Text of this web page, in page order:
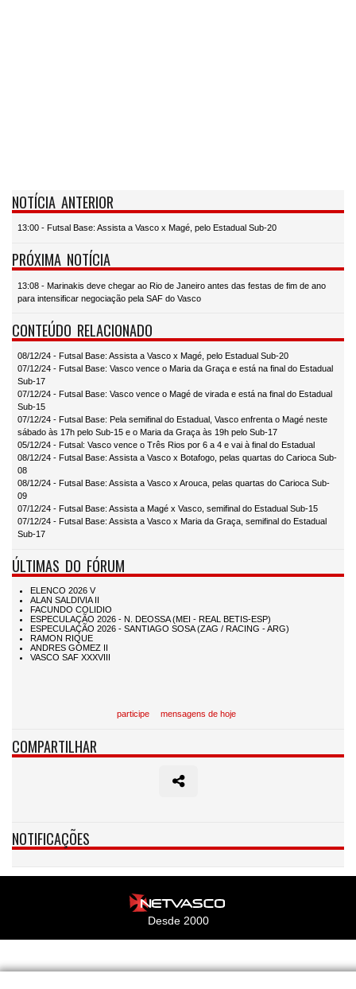
NOTÍCIA ANTERIOR
13:00 - Futsal Base: Assista a Vasco x Magé, pelo Estadual Sub-20
PRÓXIMA NOTÍCIA
13:08 - Marinakis deve chegar ao Rio de Janeiro antes das festas de fim de ano
para intensificar negociação pela SAF do Vasco
CONTEÚDO RELACIONADO
08/12/24 - Futsal Base: Assista a Vasco x Magé, pelo Estadual Sub-20
07/12/24 - Futsal Base: Vasco vence o Maria da Graça e está na final do Estadual
Sub-17
07/12/24 - Futsal Base: Vasco vence o Magé de virada e está na final do Estadual
Sub-15
07/12/24 - Futsal Base: Pela semifinal do Estadual, Vasco enfrenta o Magé neste
sábado às 17h pelo Sub-15 e o Maria da Graça às 19h pelo Sub-17
05/12/24 - Futsal: Vasco vence o Três Rios por 6 a 4 e vai à final do Estadual
08/12/24 - Futsal Base: Assista a Vasco x Botafogo, pelas quartas do Carioca Sub-
08
08/12/24 - Futsal Base: Assista a Vasco x Arouca, pelas quartas do Carioca Sub-
09
07/12/24 - Futsal Base: Assista a Magé x Vasco, semifinal do Estadual Sub-15
07/12/24 - Futsal Base: Assista a Vasco x Maria da Graça, semifinal do Estadual
Sub-17
ÚLTIMAS DO FÓRUM
participe mensagens de hoje
COMPARTILHAR
NOTIFICAÇÕES
Desde 2000